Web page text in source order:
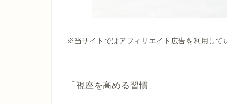
※当サイトではアフィリエイト広告を利用して
「視座を高める習慣」